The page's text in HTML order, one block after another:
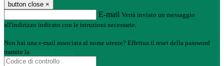
button close ×
E-mail Verrà inviato un messaggio
all'indirizzo indicato con le istruzioni necessarie.
Non hai una e-mail associata al nome utente? Effettua il reset della password
tramite la